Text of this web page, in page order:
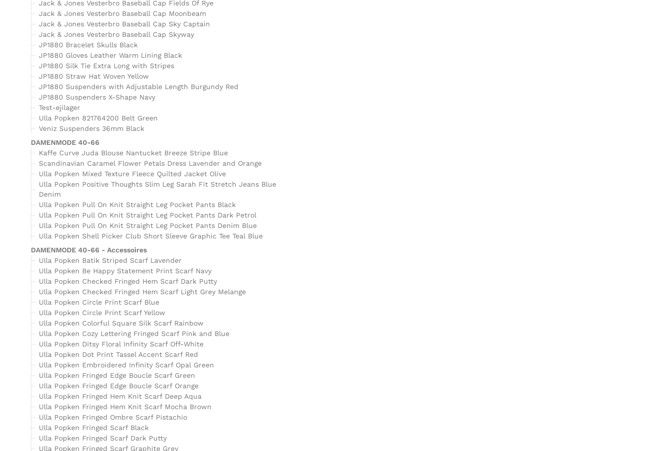
Jack & Jones Vesterbro Baseball Cap Fields Of Rye
Jack & Jones Vesterbro Baseball Cap Moonbeam
Jack & Jones Vesterbro Baseball Cap Sky Captain
Jack & Jones Vesterbro Baseball Cap Skyway
JP1880 Bracelet Skulls Black
JP1880 Gloves Leather Warm Lining Black
JP1880 Silk Tie Extra Long with Stripes
JP1880 Straw Hat Woven Yellow
JP1880 Suspenders with Adjustable Length Burgundy Red
JP1880 Suspenders X-Shape Navy
Test-ejilager
Ulla Popken 821764200 Belt Green
Veniz Suspenders 36mm Black
DAMENMODE 40-66
Kaffe Curve Juda Blouse Nantucket Breeze Stripe Blue
Scandinavian Caramel Flower Petals Dress Lavender and Orange
Ulla Popken Mixed Texture Fleece Quilted Jacket Olive
Ulla Popken Positive Thoughts Slim Leg Sarah Fit Stretch Jeans Blue
Denim
Ulla Popken Pull On Knit Straight Leg Pocket Pants Black
Ulla Popken Pull On Knit Straight Leg Pocket Pants Dark Petrol
Ulla Popken Pull On Knit Straight Leg Pocket Pants Denim Blue
Ulla Popken Shell Picker Club Short Sleeve Graphic Tee Teal Blue
DAMENMODE 40-66 - Accessoires
Ulla Popken Batik Striped Scarf Lavender
Ulla Popken Be Happy Statement Print Scarf Navy
Ulla Popken Checked Fringed Hem Scarf Dark Putty
Ulla Popken Checked Fringed Hem Scarf Light Grey Melange
Ulla Popken Circle Print Scarf Blue
Ulla Popken Circle Print Scarf Yellow
Ulla Popken Colorful Square Silk Scarf Rainbow
Ulla Popken Cozy Lettering Fringed Scarf Pink and Blue
Ulla Popken Ditsy Floral Infinity Scarf Off-White
Ulla Popken Dot Print Tassel Accent Scarf Red
Ulla Popken Embroidered Infinity Scarf Opal Green
Ulla Popken Fringed Edge Boucle Scarf Green
Ulla Popken Fringed Edge Boucle Scarf Orange
Ulla Popken Fringed Hem Knit Scarf Deep Aqua
Ulla Popken Fringed Hem Knit Scarf Mocha Brown
Ulla Popken Fringed Ombre Scarf Pistachio
Ulla Popken Fringed Scarf Black
Ulla Popken Fringed Scarf Dark Putty
Ulla Popken Fringed Scarf Graphite Grey